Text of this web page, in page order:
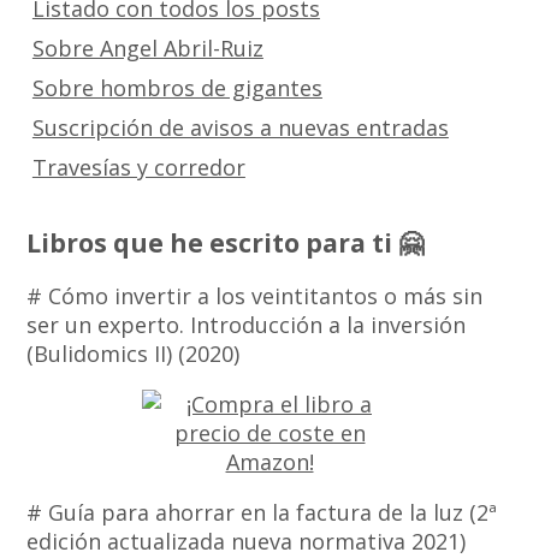
Listado con todos los posts
Sobre Angel Abril-Ruiz
Sobre hombros de gigantes
Suscripción de avisos a nuevas entradas
Travesías y corredor
Libros que he escrito para ti 🤗
# Cómo invertir a los veintitantos o más sin
ser un experto. Introducción a la inversión
(Bulidomics II) (2020)
# Guía para ahorrar en la factura de la luz (2ª
edición actualizada nueva normativa 2021)